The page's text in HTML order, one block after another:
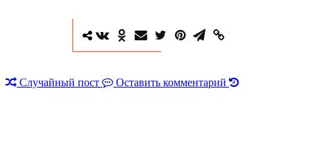
Случайный пост Оставить комментарий